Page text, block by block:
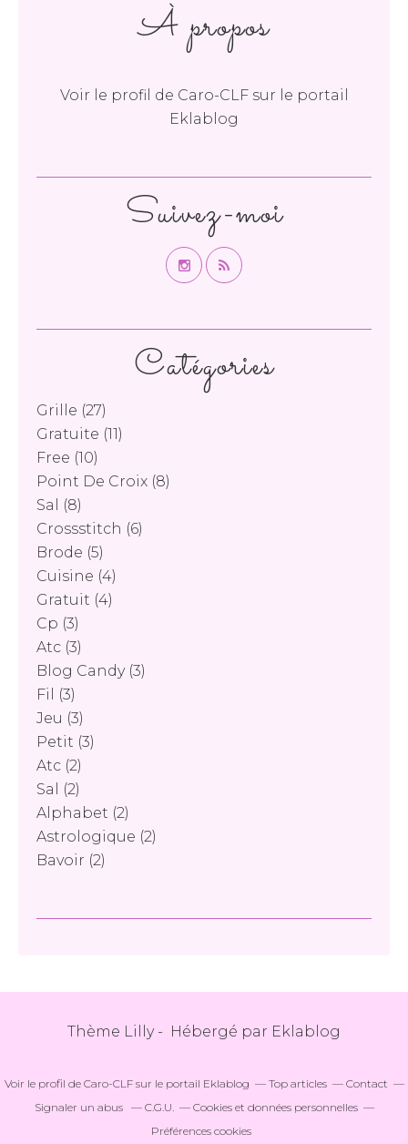
Catégories
Grille (27)
Gratuite (11)
Free (10)
Point De Croix (8)
Sal
(8)
Crossstitch (6)
Brode (5)
Cuisine (4)
Gratuit (4)
Cp (3)
Atc (3)
Blog Candy(3)
Fil
(3)
Jeu (3)
Petit (3)
Atc (2)
Sal
(2)
Alphabet (2)
Astrologique (2)
Bavoir (2)
Suivez-moi
À propos
Voir le profil de Caro-CLFsur le portail
Eklablog
Thème Lilly - Hébergé par Eklablog
Voir le profil de Caro-CLFsur le portail Eklablog Top articles
Contact
Signaler un abus
C.G.U.
Cookies et données personnelles
Préférences cookies